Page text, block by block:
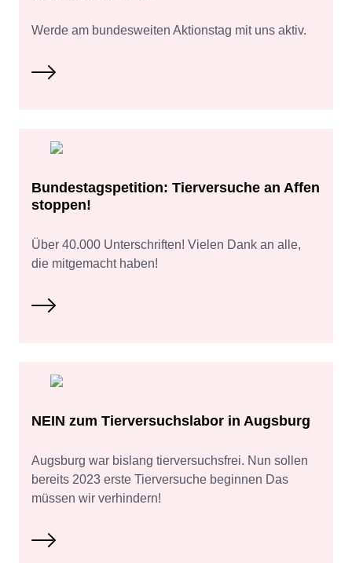
Werde am bundesweiten Aktionstag mit uns aktiv.
Bundestagspetition: Tierversuche an Affen
stoppen!
Über 40.000 Unterschriften! Vielen Dank an alle,
die mitgemacht haben!
NEIN zum Tierversuchslabor in Augsburg
Augsburg war bislang tierversuchsfrei. Nun sollen
bereits 2023 erste Tierversuche beginnen Das
müssen wir verhindern!